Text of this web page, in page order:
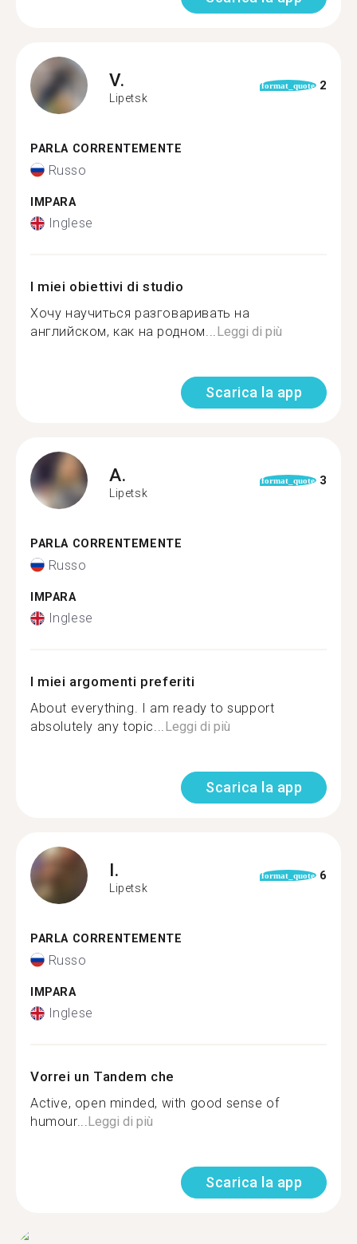
V.
Lipetsk
format_quote 2
PARLA CORRENTEMENTE
Russo
IMPARA
Inglese
I miei obiettivi di studio
Хочу научиться разговаривать на
английском, как на родном...Leggi di più
Scarica la app
A.
Lipetsk
format_quote 3
PARLA CORRENTEMENTE
Russo
IMPARA
Inglese
I miei argomenti preferiti
About everything. I am ready to support
absolutely any topic...Leggi di più
Scarica la app
I.
Lipetsk
format_quote 6
PARLA CORRENTEMENTE
Russo
IMPARA
Inglese
Vorrei un Tandem che
Active, open minded, with good sense of
humour...Leggi di più
Scarica la app